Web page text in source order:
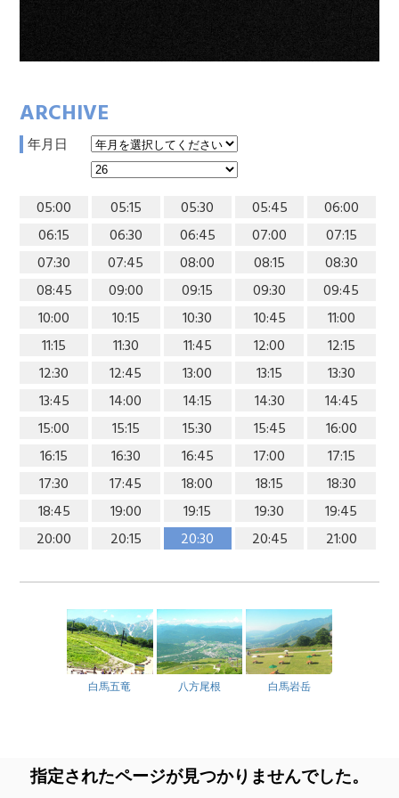
ARCHIVE
年月日
05:00 05:15 05:30 05:45
06:00
06:15
06:30 06:45 07:00
07:15
07:30
07:45 08:00 08:15
08:30
08:45
09:00 09:15 09:30
09:45
10:00
10:15 10:30 10:45
11:00
11:15
11:30 11:45 12:00
12:15
12:30
12:45 13:00 13:15
13:30
13:45
14:00 14:15 14:30
14:45
15:00
15:15 15:30 15:45
16:00
16:15
16:30 16:45 17:00
17:15
17:30
17:45 18:00 18:15
18:30
18:45
19:00 19:15 19:30
19:45
20:00
20:15 20:30 20:45 21:00
白馬五竜 八方尾根 白馬岩岳